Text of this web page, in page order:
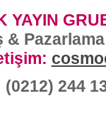
YAYIN
&
(0212) 244